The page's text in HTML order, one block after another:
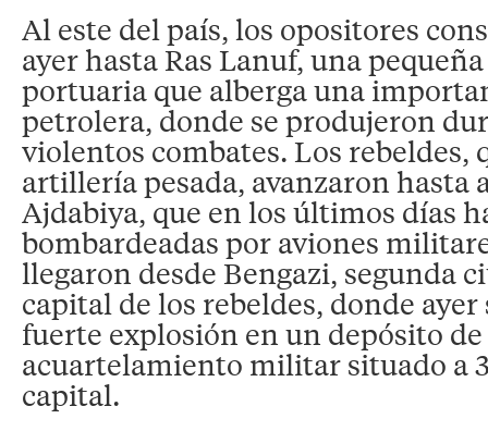
Al este del país, los opositores
ayer hasta Ras Lanuf, una
portuaria que alberga una
petrolera, donde se produjeron
violentos combates. Los rebeldes,
artillería pesada, avanzaron hasta
Ajdabiya, que en los últimos días
bombardeadas por aviones
llegaron desde Bengazi, segunda
capital de los rebeldes, donde
fuerte explosión en un depósito
acuartelamiento militar situado a
capital.